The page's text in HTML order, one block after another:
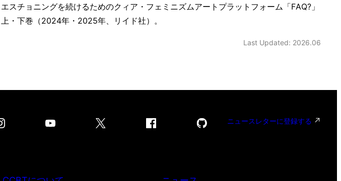
スチョニングを続けるためのクィア・フェミニズムアートプラットフォーム「FAQ?」
・下巻（2024年・2025年、リイド社）。
Last Updated: 2026.06
ニュースレターに登録する